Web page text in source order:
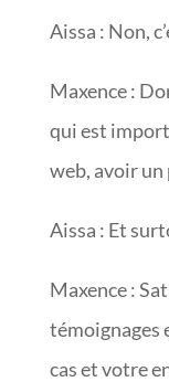
Aissa : Non,
Maxence :
qui est
web, avoir
Aissa : Et
Maxence :
témoignages
cas et votre